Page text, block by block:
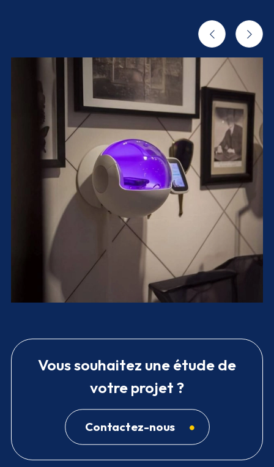
Agrandir
Vous souhaitez une étude de
votre projet ?
Contactez-nous